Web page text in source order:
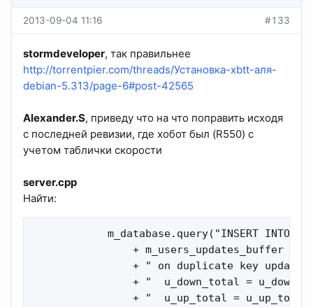
2013-09-04 11:16 #133
stormdeveloper, так правильнее
http://torrentpier.com/threads/Установка-xbtt-аля-
debian-5.313/page-6#post-42565
Alexander.S, приведу что на что поправить исходя
с последней ревизии, где хобот был (R550) с
учетом таблички скорости
server.cpp
Найти:
m_database.query("INSERT INTO "
                + m_users_updates_buffer
                + " on duplicate key update"
+ "  u_down_total =
+ "  u_up_total =